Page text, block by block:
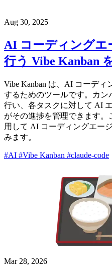
Aug 30, 2025
AI コーディングエ
行う Vibe Kanban
Vibe Kanban は、AI コーデ
するためのツールです。カ
行い、各タスクに対して AI
がその進捗を管理できます。
用して AI コーディングエー
みます。
#AI #Vibe Kanban #claude-code
Mar 28, 2026